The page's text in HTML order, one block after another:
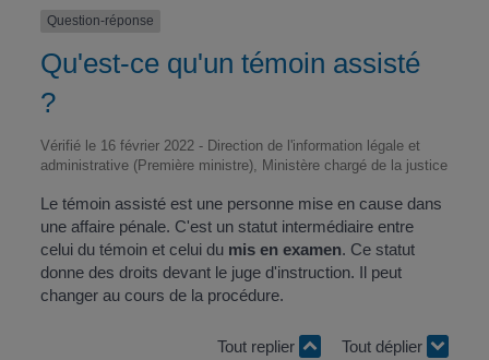
Question-réponse
Qu'est-ce qu'un témoin assisté
?
Vérifié le 16 février 2022 - Direction de l'information légale et
administrative (Première ministre), Ministère chargé de la justice
Le témoin assisté est une personne mise en cause dans
une affaire pénale. C'est un statut intermédiaire entre
celui du témoin et celui du mis en examen. Ce statut
donne des droits devant le juge d'instruction. Il peut
changer au cours de la procédure.
Tout replier Tout déplier